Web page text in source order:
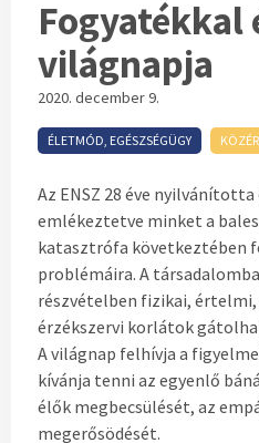
Fogyatékkal
világnapja
2020. december 9.
ÉLETMÓD, EGÉSZSÉGÜGY
Az ENSZ 28 éve
emlékeztetve minket a
katasztrófa következtében
problémáira. A
részvételben fizikai, értelmi,
érzékszervi korlátok
A világnap felhívja a
kívánja tenni az egyenlő
élők megbecsülését, az
megerősödését.